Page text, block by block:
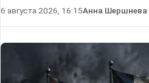
6 августа 2026, 16:15Анна Шершнева